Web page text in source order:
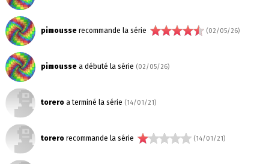
pimousserecommande la série (02/05/26)
pimoussea débuté la série (02/05/26)
toreroa terminé la série (14/01/21)
torerorecommande la série (14/01/21)